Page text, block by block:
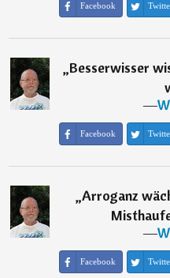
Facebook
„Besserwisser
―
Facebook
„Arroganz
―
Facebook